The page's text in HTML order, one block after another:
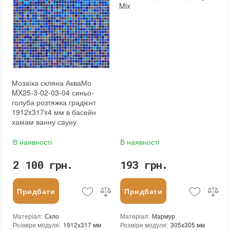
Мозаїка скляна АкваМо
MX25-3-02-03-04 синьо-
голуба розтяжка градієнт
1912x317x4 мм в басейн
хамам ванну сауну
В наявності
2 100 грн.
Придбати
Матеріал: Скло
Розміри модуля: 1912x317 мм
Mix
В наявності
193 грн.
Придбати
Матеріал: Мармур
Розміри модуля: 305x305 мм